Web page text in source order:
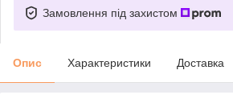
Замовлення під захистом
Опис Характеристики Доставка